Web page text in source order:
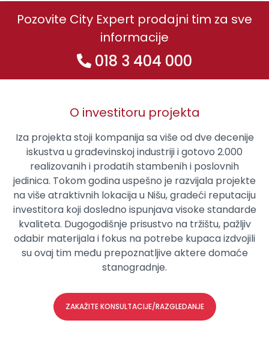
Pozovite City Expert prodajni tim za sve
informacije
018 3 404 000
O investitoru projekta
Iza projekta stoji kompanija sa više od dve decenije
iskustva u građevinskoj industriji i gotovo 2.000
realizovanih i prodatih stambenih i poslovnih
jedinica. Tokom godina uspešno je razvijala projekte
na više atraktivnih lokacija u Nišu, gradeći reputaciju
investitora koji dosledno ispunjava visoke standarde
kvaliteta. Dugogodišnje prisustvo na tržištu, pažljiv
odabir materijala i fokus na potrebe kupaca izdvojili
su ovaj tim među prepoznatljive aktere domaće
stanogradnje.
ZAKAŽITE KONSULTACIJE/RAZGLEDANJE